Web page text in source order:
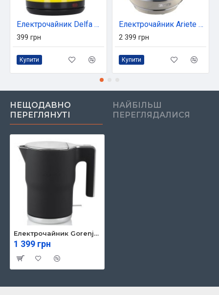
Електрочайник Delfa DK 3530 X жовтий (DK 3530 X yellow)
399 грн
Купити
Електрочайник Ariete 2869 GR
2 399 грн
Купити
НЕЩОДАВНО
ПЕРЕГЛЯНУТІ
НАЙБІЛЬШ
ПЕРЕГЛЯДАЛИСЯ
Електрочайник Gorenje K15ORAB
1 399 грн